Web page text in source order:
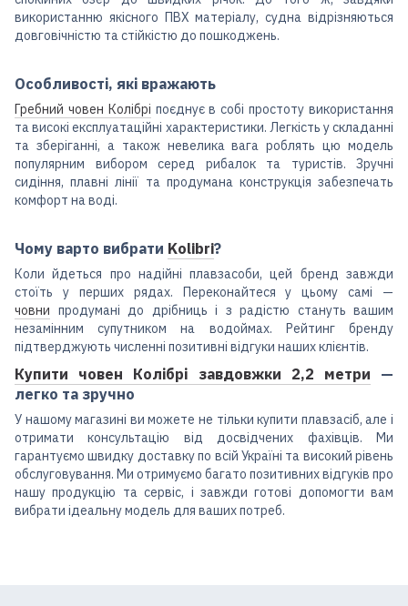
використанню якісного ПВХ матеріалу, судна відрізняються
довговічністю та стійкістю до пошкоджень.
Особливості, які вражають
Гребний човен Колібрі поєднує в собі простоту використання
та високі експлуатаційні характеристики. Легкість у складанні
та зберіганні, а також невелика вага роблять цю модель
популярним вибором серед рибалок та туристів. Зручні
сидіння, плавні лінії та продумана конструкція забезпечать
комфорт на воді.
Чому варто вибрати Kolibri?
Коли йдеться про надійні плавзасоби, цей бренд завжди
стоїть у перших рядах. Переконайтеся у цьому самі —
човни продумані до дрібниць і з радістю стануть вашим
незамінним супутником на водоймах. Рейтинг бренду
підтверджують численні позитивні відгуки наших клієнтів.
Купити човен Колібрі завдовжки 2,2 метри —
легко та зручно
У нашому магазині ви можете не тільки купити плавзасіб, але і
отримати консультацію від досвідчених фахівців. Ми
гарантуємо швидку доставку по всій Україні та високий рівень
обслуговування. Ми отримуємо багато позитивних відгуків про
нашу продукцію та сервіс, і завжди готові допомогти вам
вибрати ідеальну модель для ваших потреб.